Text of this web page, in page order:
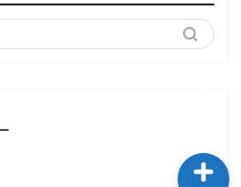
～DA PUMP YORIの晴れ
ばれラジオ～